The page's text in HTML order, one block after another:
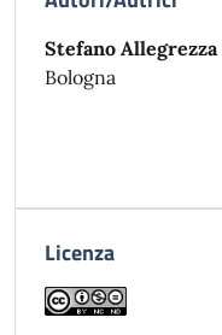
Stefano Allegrezza
Bologna
Licenza